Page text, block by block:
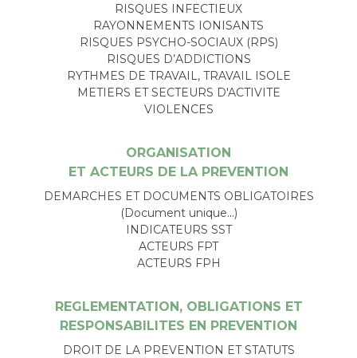
RISQUES INFECTIEUX
RAYONNEMENTS IONISANTS
RISQUES PSYCHO-SOCIAUX (RPS)
RISQUES D’ADDICTIONS
RYTHMES DE TRAVAIL, TRAVAIL ISOLE
METIERS ET SECTEURS D'ACTIVITE
VIOLENCES
ORGANISATION
ET ACTEURS DE LA PREVENTION
DEMARCHES ET DOCUMENTS OBLIGATOIRES
(Document unique…)
INDICATEURS SST
ACTEURS FPT
ACTEURS FPH
REGLEMENTATION, OBLIGATIONS ET
RESPONSABILITES EN PREVENTION
DROIT DE LA PREVENTION ET STATUTS